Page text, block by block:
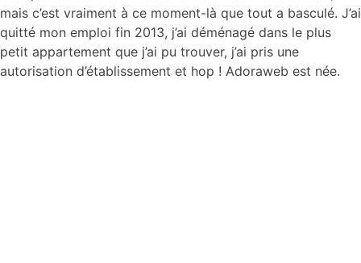
mais c’est vraiment à ce moment-là que tout a basculé. J’ai
quitté mon emploi fin 2013, j’ai déménagé dans le plus
petit appartement que j’ai pu trouver, j’ai pris une
autorisation d’établissement et hop ! Adoraweb est née.